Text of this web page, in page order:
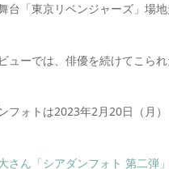
台「東京リベンジャーズ」場
ューでは、俳優を続けてこら
フォトは2023年2月20日（月
さん「シアダンフォト 第二弾